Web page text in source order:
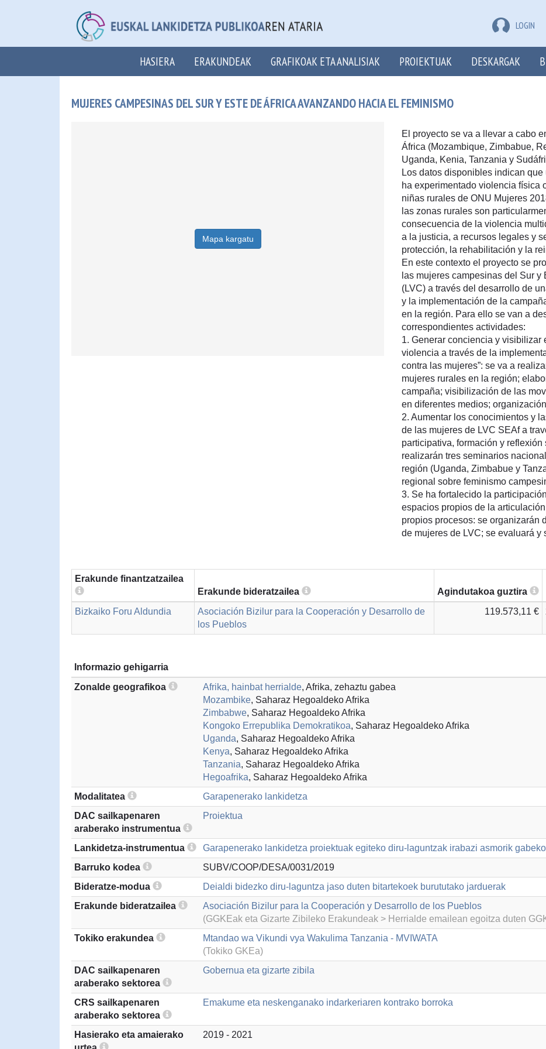
LOGIN
HASIERA ERAKUNDEAK GRAFIKOAK ETA ANALISIAK PROIEKTUAK DESKARGAK
MUJERES CAMPESINAS DEL SUR Y ESTE DE ÁFRICA AVANZANDO HACIA EL FEMINISMO
Mapa kargatu
El proyecto se va a llevar a cabo
África (Mozambique, Zimbabue,
Uganda, Kenia, Tanzania y
Los datos disponibles indican
ha experimentado violencia física
niñas rurales de ONU Mujeres
las zonas rurales son
consecuencia de la violencia
a la justicia, a recursos legales y
protección, la rehabilitación y la
En este contexto el proyecto se
las mujeres campesinas del Sur
(LVC) a través del desarrollo de
y la implementación de la
en la región. Para ello se van a
correspondientes actividades:
1. Generar conciencia y visibilizar
violencia a través de la
contra las mujeres”: se va a
mujeres rurales en la región;
campaña; visibilización de las
en diferentes medios;
2. Aumentar los conocimientos y
de las mujeres de LVC SEAf a
participativa, formación y
realizarán tres seminarios
región (Uganda, Zimbabue y
regional sobre feminismo
3. Se ha fortalecido la
espacios propios de la
propios procesos: se organizarán
de mujeres de LVC; se evaluará y
Erakunde finantzatzailea
Erakunde bideratzailea
Agindutakoa guztira
Bizkaiko Foru Aldundia
Asociación Bizilur para la Cooperación y Desarrollo de
los Pueblos
119.573,11 €
Informazio gehigarria
Zonalde geografikoa
Afrika, hainbat herrialde, Afrika, zehaztu gabea
Mozambike, Saharaz Hegoaldeko Afrika
Zimbabwe, Saharaz Hegoaldeko Afrika
Kongoko Errepublika Demokratikoa, Saharaz Hegoaldeko Afrika
Uganda, Saharaz Hegoaldeko Afrika
Kenya, Saharaz Hegoaldeko Afrika
Tanzania, Saharaz Hegoaldeko Afrika
Hegoafrika, Saharaz Hegoaldeko Afrika
Modalitatea
Garapenerako lankidetza
DAC sailkapenaren
araberako instrumentua
Proiektua
Lankidetza-instrumentua
Garapenerako lankidetza proiektuak egiteko diru-laguntzak irabazi asmorik
Barruko kodea
SUBV/COOP/DESA/0031/2019
Bideratze-modua
Deialdi bidezko diru-laguntza jaso duten bitartekoek burututako jarduerak
Erakunde bideratzailea
Asociación Bizilur para la Cooperación y Desarrollo de los Pueblos
(GGKEak eta Gizarte Zibileko Erakundeak > Herrialde emailean egoitza duten
Tokiko erakundea
Mtandao wa Vikundi vya Wakulima Tanzania - MVIWATA
(Tokiko GKEa)
DAC sailkapenaren
araberako sektorea
Gobernua eta gizarte zibila
CRS sailkapenaren
araberako sektorea
Emakume eta neskenganako indarkeriaren kontrako borroka
Hasierako eta amaierako
2019 - 2021